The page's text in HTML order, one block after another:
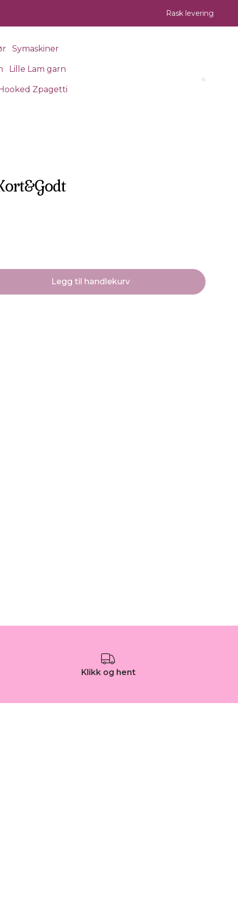
Rask levering
Symaskiner
Lille Lam garn
Zpagetti
Legg til handlekurv
Klikk og hent